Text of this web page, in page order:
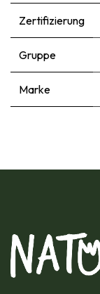
Zertifizierung
Gruppe
Marke